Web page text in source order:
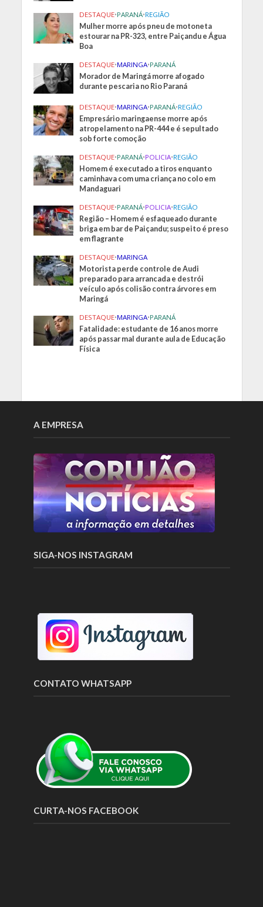
DESTAQUE•PARANÁ•REGIÃO
Mulher morre após pneu de motoneta
estourar na PR-323, entre Paiçandu e Água
Boa
DESTAQUE•MARINGA•PARANÁ
Morador de Maringá morre afogado
durante pescaria no Rio Paraná
DESTAQUE•MARINGA•PARANÁ•REGIÃO
Empresário maringaense morre após
atropelamento na PR-444 e é sepultado
sob forte comoção
DESTAQUE•PARANÁ•POLICIA•REGIÃO
Homem é executado a tiros enquanto
caminhava com uma criança no colo em
Mandaguari
DESTAQUE•PARANÁ•POLICIA•REGIÃO
Região – Homem é esfaqueado durante
briga em bar de Paiçandu; suspeito é preso
em flagrante
DESTAQUE•MARINGA
Motorista perde controle de Audi
preparado para arrancada e destrói
veículo após colisão contra árvores em
Maringá
DESTAQUE•MARINGA•PARANÁ
Fatalidade: estudante de 16 anos morre
após passar mal durante aula de Educação
Física
A EMPRESA
SIGA-NOS INSTAGRAM
CONTATO WHATSAPP
CURTA-NOS FACEBOOK